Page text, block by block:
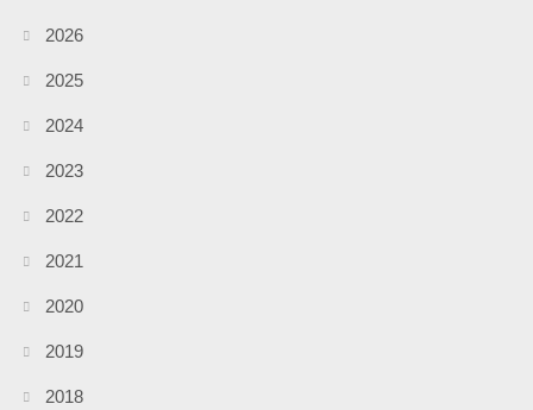
2026
2025
2024
2023
2022
2021
2020
2019
2018